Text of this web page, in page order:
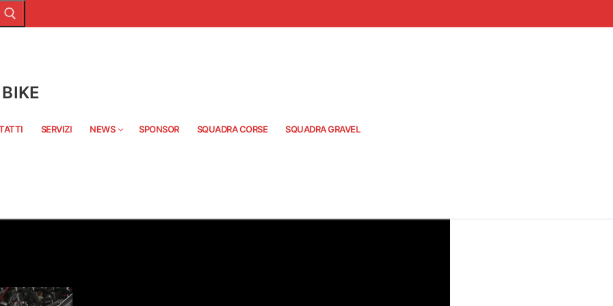
SERVIZI NEWS SPONSOR SQUADRA CORSE SQUADRA GRAVEL